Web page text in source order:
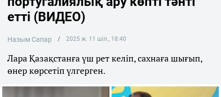
етті (ВИДЕО)
Назым Сапар 2025 ж. 11 шіл., 18:40
Лара Қазақстанға үш рет келіп, сахнаға шығып,
өнер көрсетіп үлгерген.